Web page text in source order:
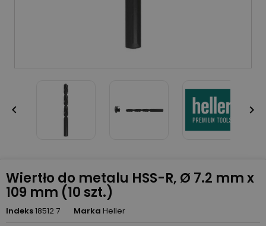
 
Wiertło do metalu HSS-R, Ø 7.2 mm x
109 mm (10 szt.)
Indeks18512 7 Marka Heller